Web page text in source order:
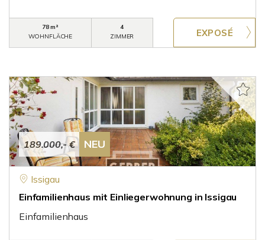
78 m²
WOHNFLÄCHE
4
ZIMMER
189.000,- € NEU
Issigau
Einfamilienhaus mit Einliegerwohnung in Issigau
Einfamilienhaus